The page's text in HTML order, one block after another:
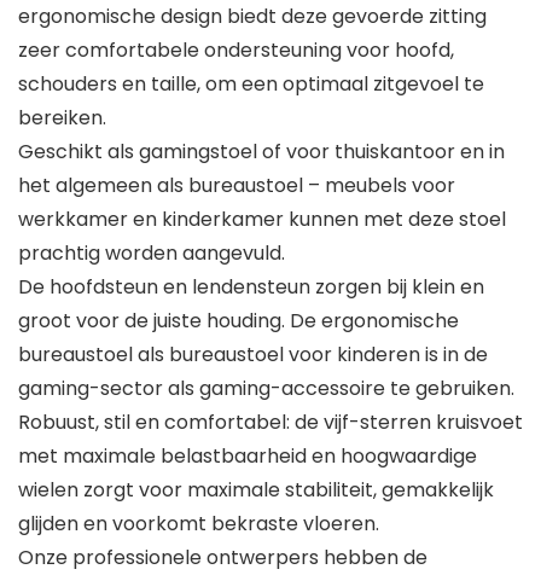
ergonomische design biedt deze gevoerde zitting
zeer comfortabele ondersteuning voor hoofd,
schouders en taille, om een optimaal zitgevoel te
bereiken.
Geschikt als gamingstoel of voor thuiskantoor en in
het algemeen als bureaustoel – meubels voor
werkkamer en kinderkamer kunnen met deze stoel
prachtig worden aangevuld.
De hoofdsteun en lendensteun zorgen bij klein en
groot voor de juiste houding. De ergonomische
bureaustoel als bureaustoel voor kinderen is in de
gaming-sector als gaming-accessoire te gebruiken.
Robuust, stil en comfortabel: de vijf-sterren kruisvoet
met maximale belastbaarheid en hoogwaardige
wielen zorgt voor maximale stabiliteit, gemakkelijk
glijden en voorkomt bekraste vloeren.
Onze professionele ontwerpers hebben de